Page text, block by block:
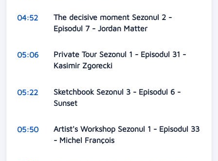
04:52
The decisive moment Sezonul 2 -
Episodul 7 - Jordan Matter
05:06
Private Tour Sezonul 1 - Episodul 31 -
Kasimir Zgorecki
05:22
Sketchbook Sezonul 3 - Episodul 6 -
Sunset
05:50
Artist's Workshop Sezonul 1 - Episodul 33
- Michel François